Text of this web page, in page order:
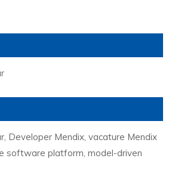
Developer Mendix, vacature Mendix
software platform, model-driven